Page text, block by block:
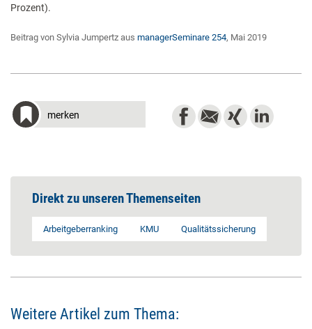
Prozent).
Beitrag von Sylvia Jumpertz aus managerSeminare 254, Mai 2019
merken
Direkt zu unseren Themenseiten
Arbeitgeberranking KMU Qualitätssicherung
Weitere Artikel zum Thema: